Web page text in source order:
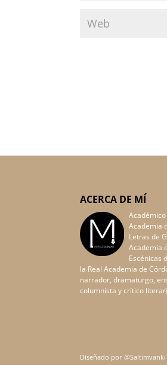
ACERCA DE MÍ
Academia
Letras de
Academia
Escénicas
la Real Academia de
narrador, dramaturgo,
columnista y crítico
Diseñado por